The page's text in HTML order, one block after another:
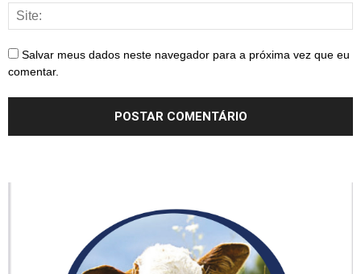
Salvar meus dados neste navegador para a próxima vez que eu
comentar.